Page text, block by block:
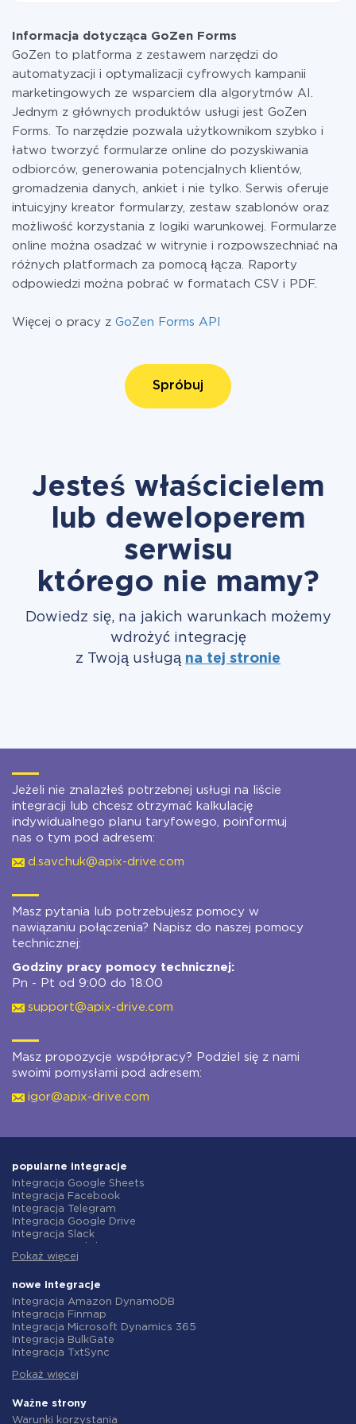
w razie potrzeby przełączyć się na płatną. Więcej
informacji otaryfach.
Informacja dotycząca GoZen Forms
GoZen to platforma z zestawem narzędzi do
automatyzacji i optymalizacji cyfrowych kampanii
marketingowych ze wsparciem dla algorytmów AI.
Jednym z głównych produktów usługi jest GoZen
Forms. To narzędzie pozwala użytkownikom szybko i
łatwo tworzyć formularze online do pozyskiwania
odbiorców, generowania potencjalnych klientów,
gromadzenia danych, ankiet i nie tylko. Serwis oferuje
intuicyjny kreator formularzy, zestaw szablonów oraz
możliwość korzystania z logiki warunkowej. Formularze
online można osadzać w witrynie i rozpowszechniać na
różnych platformach za pomocą łącza. Raporty
odpowiedzi można pobrać w formatach CSV i PDF.
Więcej o pracy z GoZen Forms API
Spróbuj
Jesteś właścicielem
lub deweloperem
serwisu
którego nie mamy?
Dowiedz się, na jakich warunkach możemy
wdrożyć integrację
z Twoją usługą na tej stronie
Jeżeli nie znalazłeś potrzebnej usługi na liście
integracji lub chcesz otrzymać kalkulację
indywidualnego planu taryfowego, poinformuj
nas o tym pod adresem:
d.savchuk@apix-drive.com
Masz pytania lub potrzebujesz pomocy w
nawiązaniu połączenia? Napisz do naszej pomocy
technicznej:
Godziny pracy pomocy technicznej:
Pn - Pt od 9:00 do 18:00
support@apix-drive.com
Masz propozycje współpracy? Podziel się z nami
swoimi pomysłami pod adresem:
igor@apix-drive.com
popularne integracje
Integracja Google Sheets
Integracja Facebook
Integracja Telegram
Integracja Google Drive
Integracja Slack
Integracja Gmail
Integracja ClickUp
Integracja Airtable
Integracja Google Contacts
Integracja OpenAI (ChatGPT)
Integracja Instagram
Integracja ActiveCampaign
Integracja Salesforce CRM
Integracja Notion
Pokaż więcej
nowe integracje
Integracja Amazon DynamoDB
Integracja Finmap
Integracja Microsoft Dynamics 365
Integracja BulkGate
Integracja TxtSync
Integracja Corezoid
Integracja Instasent
Integracja AtomPark
Pokaż więcej
Ważne strony
Warunki korzystania